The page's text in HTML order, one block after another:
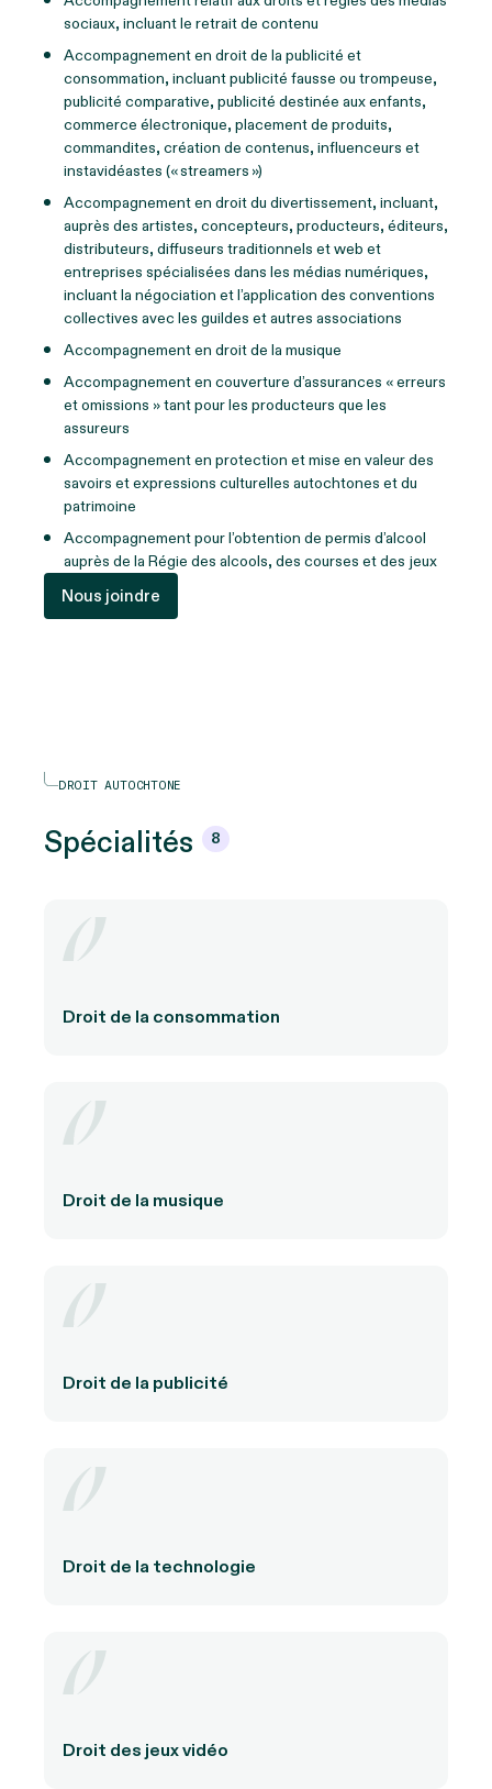
sociaux, incluant le retrait de contenu
Accompagnement en droit de la publicité et
consommation, incluant publicité fausse ou trompeuse,
publicité comparative, publicité destinée aux enfants,
commerce électronique, placement de produits,
commandites, création de contenus, influenceurs et
instavidéastes (« streamers »)
Accompagnement en droit du divertissement, incluant,
auprès des artistes, concepteurs, producteurs, éditeurs,
distributeurs, diffuseurs traditionnels et web et
entreprises spécialisées dans les médias numériques,
incluant la négociation et l’application des conventions
collectives avec les guildes et autres associations
Accompagnement en droit de la musique
Accompagnement en couverture d’assurances « erreurs
et omissions » tant pour les producteurs que les
assureurs
Accompagnement en protection et mise en valeur des
savoirs et expressions culturelles autochtones et du
patrimoine
Accompagnement pour l’obtention de permis d’alcool
auprès de la Régie des alcools, des courses et des jeux
Nous joindre
DROIT AUTOCHTONE
Spécialités 8
Droit de la consommation
Droit de la musique
Droit de la publicité
Droit de la technologie
Droit des jeux vidéo